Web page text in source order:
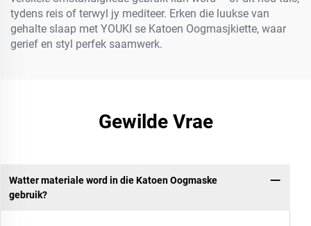
tydens reis of terwyl jy mediteer. Erken die luukse van
gehalte slaap met YOUKI se Katoen Oogmasjkiette, waar
gerief en styl perfek saamwerk.
Gewilde Vrae
Watter materiale word in die Katoen Oogmaske
gebruik?